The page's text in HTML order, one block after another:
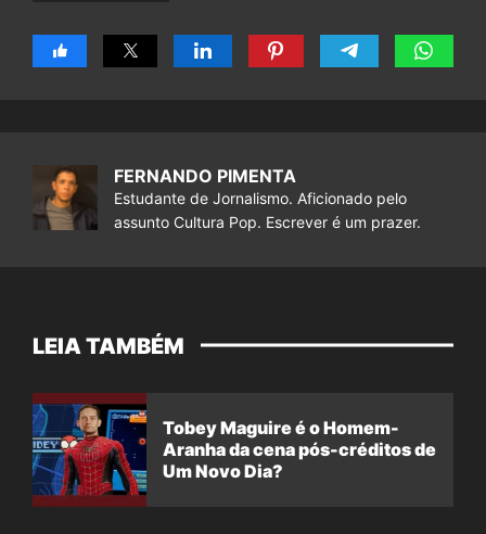
FERNANDO PIMENTA
Estudante de Jornalismo. Aficionado pelo
assunto Cultura Pop. Escrever é um prazer.
LEIA TAMBÉM
Tobey Maguire é o Homem-
Aranha da cena pós-créditos de
Um Novo Dia?